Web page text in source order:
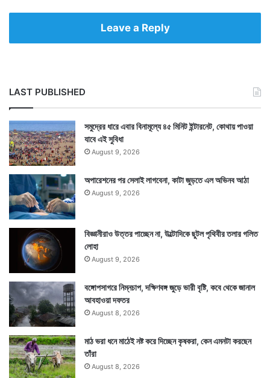
ম
Leave a Reply
LAST PUBLISHED
সমুদ্রের ধারে এবার বিনামূল্যে ৪৫ মিনিট ইন্টারনেট, কোথায় পাওয়া
যাবে এই সুবিধা
August 9, 2026
অপারেশনের পর সেলাই লাগবেনা, কাটা জুড়তে এল অভিনব আঠা
August 9, 2026
বিজ্ঞানীরাও উত্তর পাচ্ছেন না, উল্টোদিকে ছুটল পৃথিবীর তলার গলিত
লোহা
August 9, 2026
বঙ্গোপসাগরে নিম্নচাপ, দক্ষিণবঙ্গ জুড়ে ভারী বৃষ্টি, কবে থেকে জানাল
আবহাওয়া দফতর
August 8, 2026
মাঠ ভরা ধনে মাঠেই নষ্ট করে দিচ্ছেন কৃষকরা, কেন এমনটা করছেন
তাঁরা
August 8, 2026